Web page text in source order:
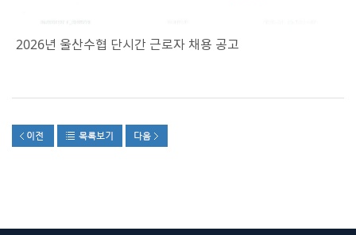
2026년 울산수협 단시간 근로자 채용 공고